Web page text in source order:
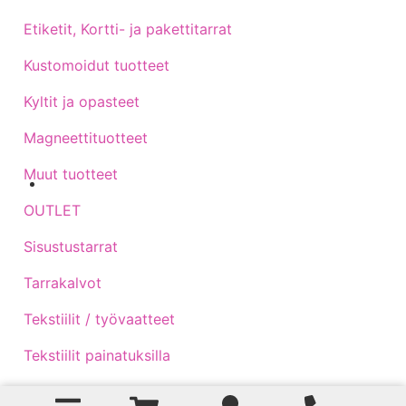
Sijainti kartalla
Etiketit, Kortti- ja pakettitarrat
Kustomoidut tuotteet
Kyltit ja opasteet
Magneettituotteet
Muut tuotteet
OUTLET
Sisustustarrat
Tarrakalvot
Tekstiilit / työvaatteet
Tekstiilit painatuksilla